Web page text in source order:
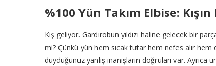
%100 Yün Takım Elbise:
Kış geliyor. Gardırobun yıldızı haline gelecek bir
mi? Çünkü yün hem sıcak tutar hem nefes alır
duyduğunuz yanlış inanışların doğruları var.